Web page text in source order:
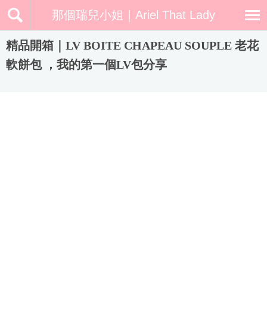
那個瑞兒小姐｜Ariel That Lady
精品開箱｜LV BOITE CHAPEAU SOUPLE 老花
軟餅包 ，我的第一個LV包分享